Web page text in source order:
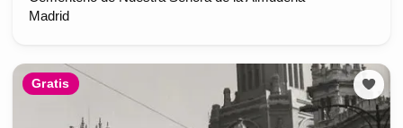
Madrid
Gratis